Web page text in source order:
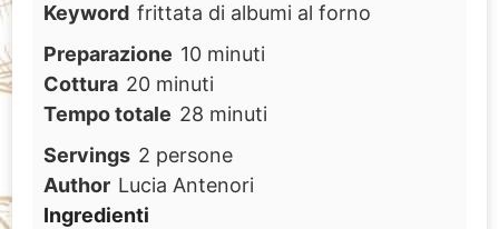
Keyword frittata di albumi al forno
Preparazione 10minuti
minuti
Cottura 20minuti
minuti
Tempo totale 28 minuti
minuti
Servings 2 persone
Author Lucia Antenori
Ingredienti